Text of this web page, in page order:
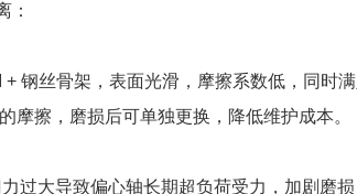
：
丝骨架，表面光滑，摩擦系数低，同时
擦，磨损后可单独更换，降低维护成本。
过大导致偏心轴长期超负荷受力，加剧磨损